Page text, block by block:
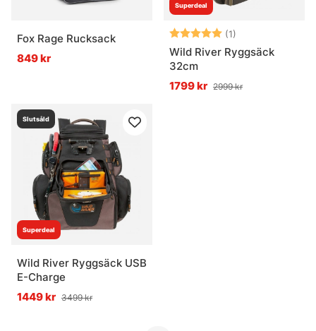
Fox Rage Rucksack
849 kr
Superdeal
Betyg: (1)
Wild River Ryggsäck
32cm
1799 kr 2999 kr
Superdeal
Slutsåld
Wild River Ryggsäck USB
E-Charge
1449 kr 3499 kr